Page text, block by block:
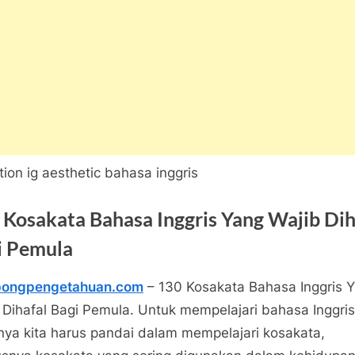
Bahasa Inggris Yang Wajib
Pemula
130
pengetahuan.com – 130 Kosakata Bahasa Inggris
Bagi Pemula. Untuk mempelajari bahasa Inggris
kita harus pandai dalam mempelajari kosakata,